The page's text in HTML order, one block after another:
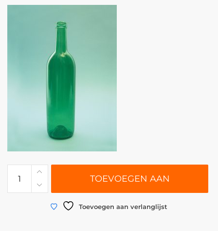
Suikerglas
TOEVOEGEN AAN
WINKELWAGEN
Toevoegen aan verlanglijst